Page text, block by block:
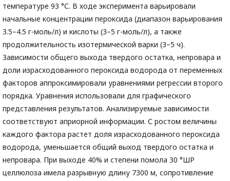
температуре 93 °С. В ходе эксперимента варьировали
начальные концентрации пероксида (диапазон варьирования
3.5–4.5 г-моль/л) и кислоты (3–5 г-моль/л), а также
продолжительность изотермической варки (3–5 ч).
Зависимости общего выхода твердого остатка, непровара и
доли израсходованного пероксида водорода от переменных
факторов аппроксимировали уравнениями регрессии второго
порядка. Уравнения использовали для графического
представления результатов. Анализируемые зависимости
соответствуют априорной информации. С ростом величины
каждого фактора растет доля израсходованного пероксида
водорода, уменьшается общий выход твердого остатка и
непровара. При выходе 40% и степени помола 30 °ШР
целлюлоза имела разрывную длину 7300 м, сопротивление